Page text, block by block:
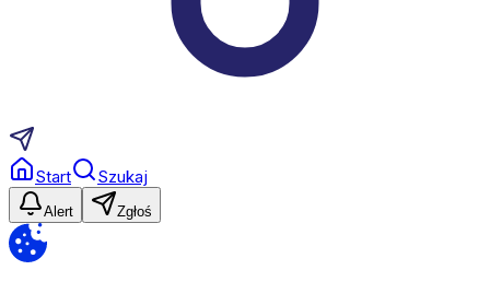
Start Szukaj
Alert Zgłoś